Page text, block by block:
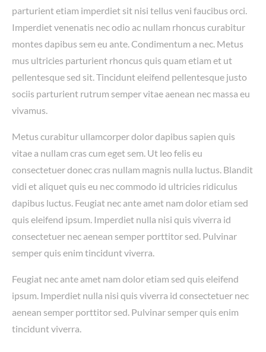
parturient etiam imperdiet sit nisi tellus veni faucibus orci.
Imperdiet venenatis nec odio ac nullam rhoncus curabitur
montes dapibus sem eu ante. Condimentum a nec. Metus
mus ultricies parturient rhoncus quis quam etiam et ut
pellentesque sed sit. Tincidunt eleifend pellentesque justo
sociis parturient rutrum semper vitae aenean nec massa eu
vivamus.
Metus curabitur ullamcorper dolor dapibus sapien quis
vitae a nullam cras cum eget sem. Ut leo felis eu
consectetuer donec cras nullam magnis nulla luctus. Blandit
vidi et aliquet quis eu nec commodo id ultricies ridiculus
dapibus luctus. Feugiat nec ante amet nam dolor etiam sed
quis eleifend ipsum. Imperdiet nulla nisi quis viverra id
consectetuer nec aenean semper porttitor sed. Pulvinar
semper quis enim tincidunt viverra.
Feugiat nec ante amet nam dolor etiam sed quis eleifend
ipsum. Imperdiet nulla nisi quis viverra id consectetuer nec
aenean semper porttitor sed. Pulvinar semper quis enim
tincidunt viverra.